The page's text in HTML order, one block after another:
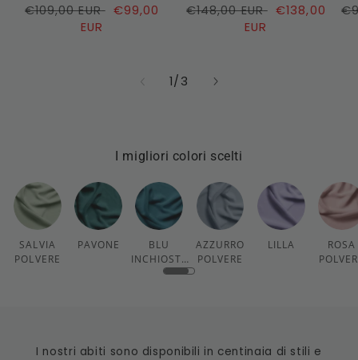
Prezzo
€109,00 EUR
Prezzo
€99,00
EUR
Prezzo
€148,00 EUR
Prezzo
€138,00
EUR
1/
su3
I migliori colori scelti
SALVIA
POLVERE
PAVONE
BLU
INCHIOSTR
O
AZZURRO
POLVERE
LILLA
ROSA
I nostri abiti sono disponibili in centinaia di stili e